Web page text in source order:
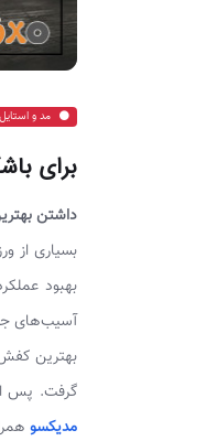
مد و استایل
برای
داشتن
بسیاری از
بهبود
آسیب‌های
بهترین
گرفت. پس
مدیکسو